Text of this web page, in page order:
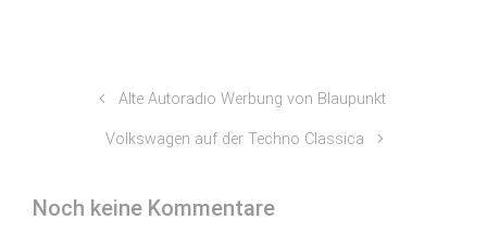
Alte Autoradio Werbung von Blaupunkt
Volkswagen auf der Techno Classica
Noch keine Kommentare